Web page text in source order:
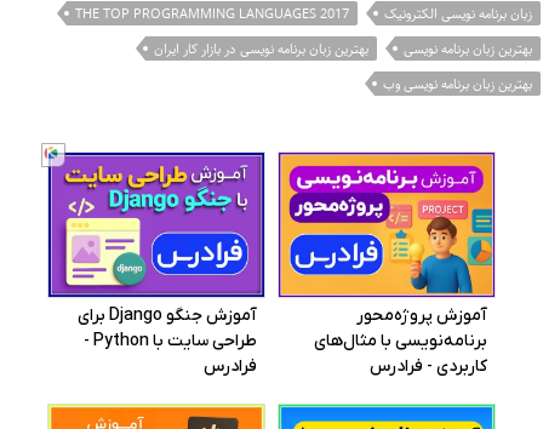
زبان برنامه نویسی الکترونیک
THE TOP PROGRAMMING LANGUAGES 2017
بهترین زبان برنامه نویسی
بهترین زبان برنامه نویسی در بازار کار ایران
بهترین زبان برنامه نویسی وب